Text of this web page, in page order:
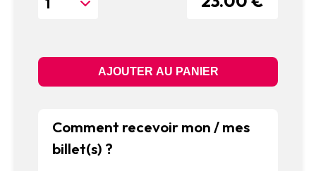
Comment recevoir mon / mes
billet(s) ?